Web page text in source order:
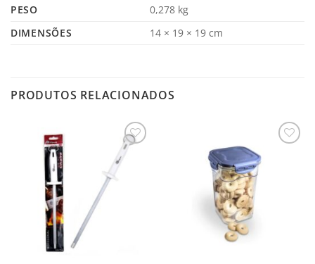
PESO
0,278 kg
DIMENSÕES
14 × 19 × 19 cm
PRODUTOS RELACIONADOS
Salvar